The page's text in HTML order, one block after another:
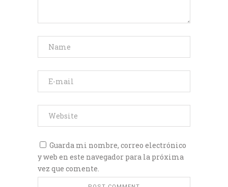
Guarda mi nombre, correo electrónico
y web en este navegador para la próxima
vez que comente.